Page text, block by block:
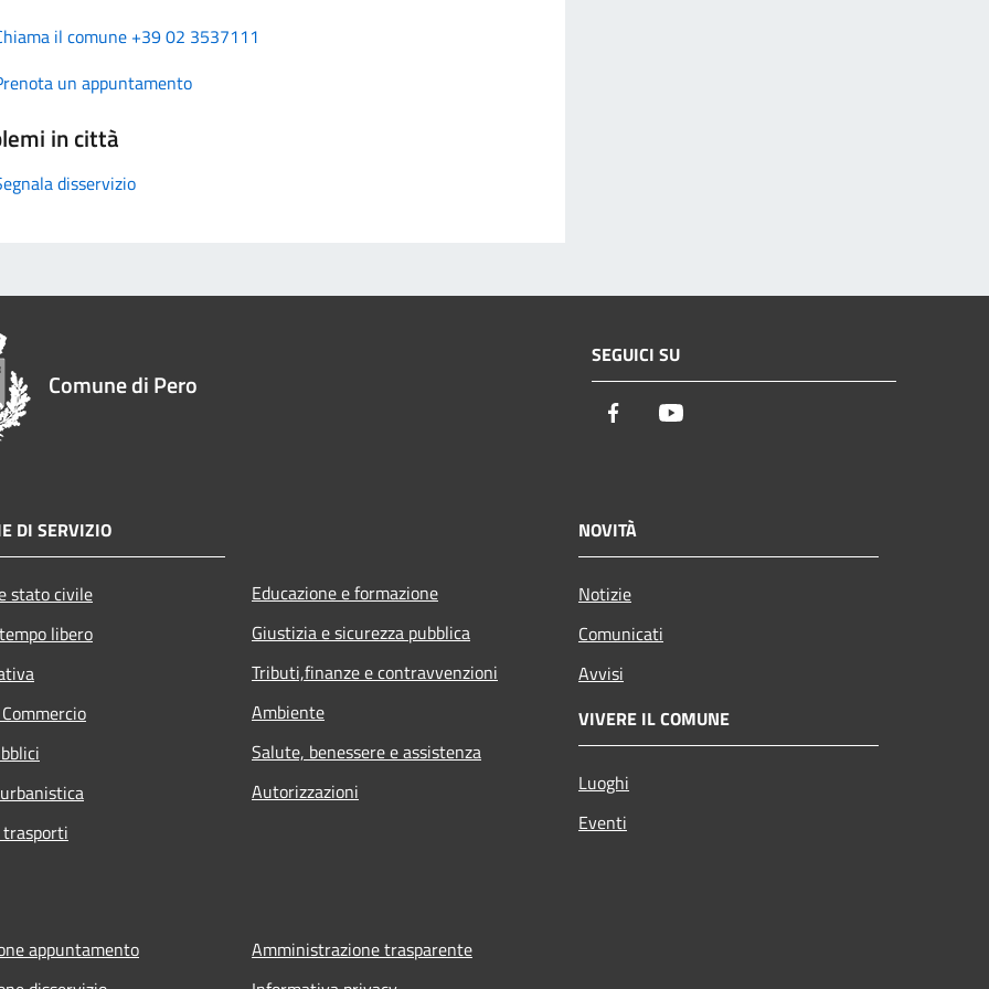
il comune +39 02 3537111
un appuntamento
in città
disservizio
Comune di Pero
SEGUICI SU
Facebook
DI SERVIZIO
stato civile
libero
Educazione e formazione
Giustizia e sicurezza pubblica
Tributi,finanze e contravvenzioni
Ambiente
Salute, benessere e assistenza
Autorizzazioni
NOVITÀ
Notizie
Comunicati
Avvisi
VIVERE IL COMUNE
Luoghi
Eventi
appuntamento
Amministrazione trasparente